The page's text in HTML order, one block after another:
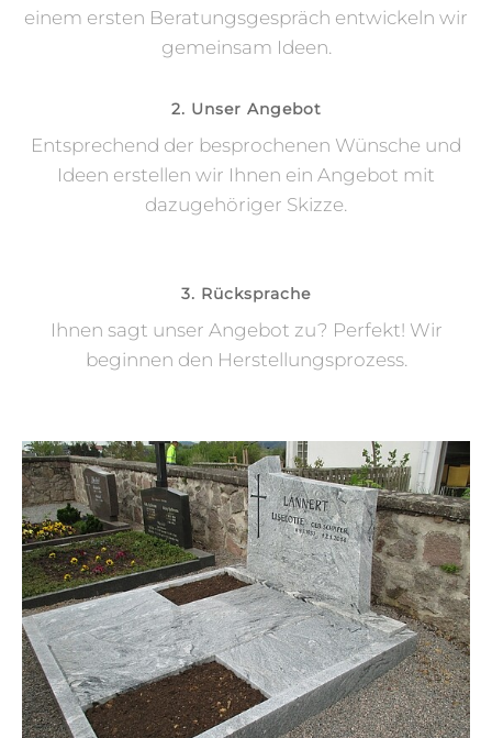
einem ersten Beratungsgespräch entwickeln wir
gemeinsam Ideen.
2. Unser Angebot
Entsprechend der besprochenen Wünsche und
Ideen erstellen wir Ihnen ein Angebot mit
dazugehöriger Skizze.
3. Rücksprache
Ihnen sagt unser Angebot zu? Perfekt! Wir
beginnen den Herstellungsprozess.